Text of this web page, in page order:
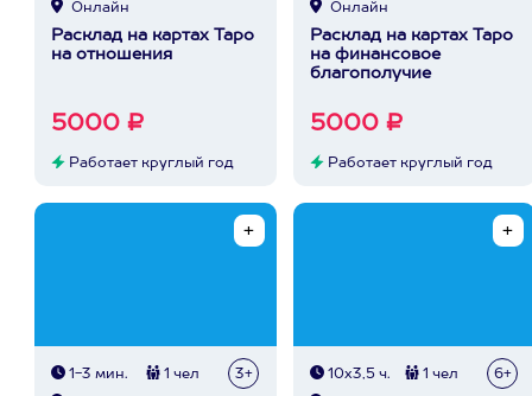
Онлайн
Расклад на картах Таро
на отношения
5000 ₽
Работает круглый год
Онлайн
Расклад на картах Таро
на финансовое
благополучие
5000 ₽
Работает круглый год
1-3 мин. 1 чел 3+ 10х3,5 ч. 1 чел 6+